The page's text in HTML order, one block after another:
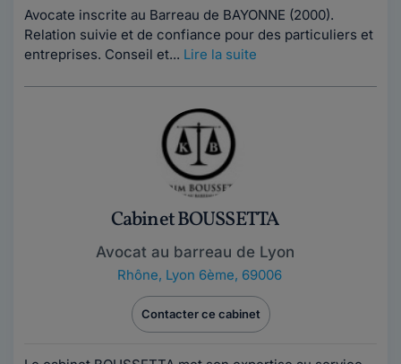
Avocate inscrite au Barreau de BAYONNE (2000).
Relation suivie et de confiance pour des particuliers et
entreprises. Conseil et... Lire la suite
Cabinet BOUSSETTA
Avocat au barreau de Lyon
Rhône, Lyon 6ème, 69006
Contacter ce cabinet